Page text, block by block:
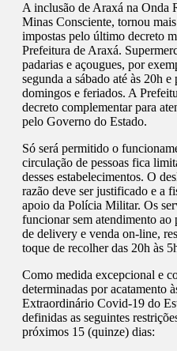
A inclusão de Araxá na Onda
Minas Consciente, tornou
impostas pelo último decreto
Prefeitura de Araxá.
padarias e açougues, por
segunda a sábado até às 20h
domingos e feriados. A
decreto complementar para
pelo Governo do Estado.
Só será permitido o
circulação de pessoas fica
desses estabelecimentos. O
razão deve ser justificado e a
apoio da Polícia Militar. Os
funcionar sem atendimento ao
de delivery e venda on-line,
toque de recolher das 20h às
Como medida excepcional e
determinadas por acatamento
Extraordinário Covid-19 do
definidas as seguintes
próximos 15 (quinze) dias: